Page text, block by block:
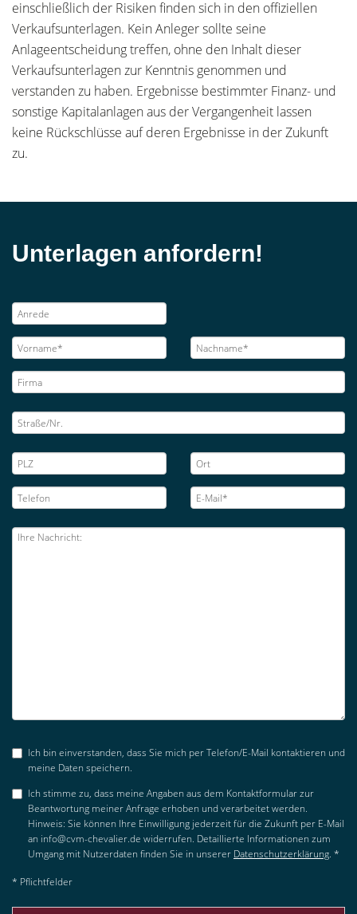
einschließlich der Risiken finden sich in den offiziellen
Verkaufsunterlagen. Kein Anleger sollte seine
Anlageentscheidung treffen, ohne den Inhalt dieser
Verkaufsunterlagen zur Kenntnis genommen und
verstanden zu haben. Ergebnisse bestimmter Finanz- und
sonstige Kapitalanlagen aus der Vergangenheit lassen
keine Rückschlüsse auf deren Ergebnisse in der Zukunft
zu.
Unterlagen anfordern!
Ich bin einverstanden, dass Sie mich per Telefon/E-Mail kontaktieren und
meine Daten speichern.
Ich stimme zu, dass meine Angaben aus dem Kontaktformular zur
Beantwortung meiner Anfrage erhoben und verarbeitet werden.
Hinweis: Sie können Ihre Einwilligung jederzeit für die Zukunft per E-Mail
an info@cvm-chevalier.de widerrufen. Detaillierte Informationen zum
Umgang mit Nutzerdaten finden Sie in unserer Datenschutzerklärung. *
* Pflichtfelder